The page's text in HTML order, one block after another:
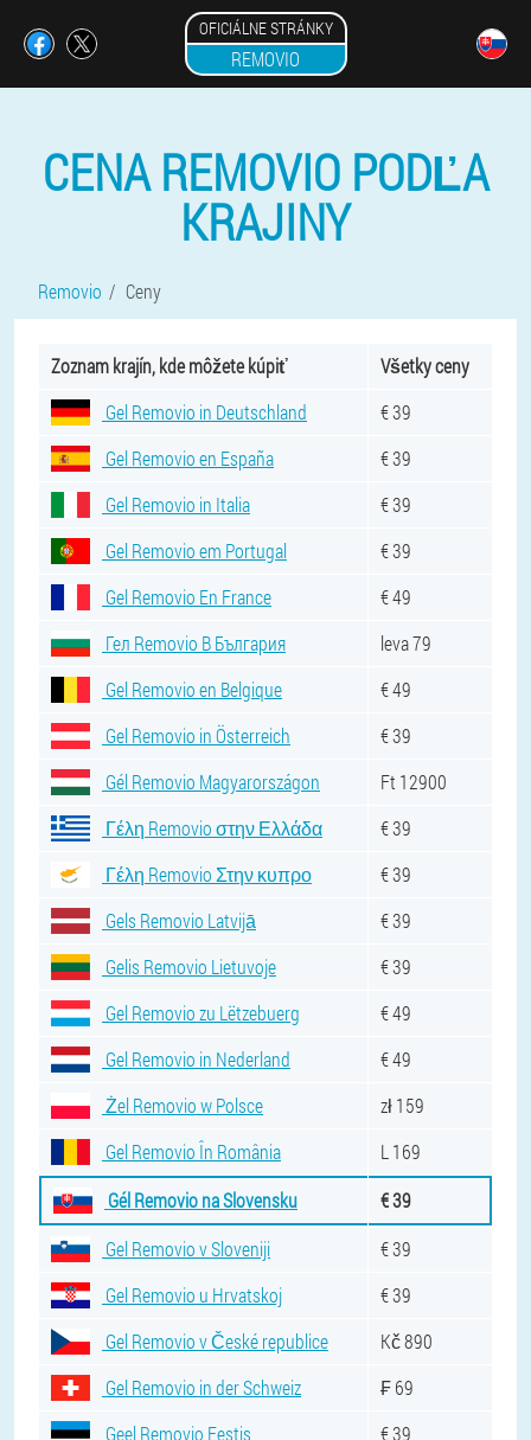
OFICIÁLNE STRÁNKY
REMOVIO
CENA REMOVIO PODĽA
KRAJINY
Removio Ceny
Zoznam krajín, kde môžete kúpiť
Všetky ceny
Gel Removio in Deutschland
€ 39
Gel Removio en España
€ 39
Gel Removio in Italia
€ 39
Gel Removio em Portugal
€ 39
Gel Removio En France
€ 49
Гел Removio В България
leva 79
Gel Removio en Belgique
€ 49
Gel Removio in Österreich
€ 39
Gél Removio Magyarországon
Ft 12900
Γέλη Removio στην Ελλάδα
€ 39
Γέλη Removio Στην κυπρο
€ 39
Gels Removio Latvijā
€ 39
Gelis Removio Lietuvoje
€ 39
Gel Removio zu Lëtzebuerg
€ 49
Gel Removio in Nederland
€ 49
Żel Removio w Polsce
zł 159
Gel Removio În România
L 169
Gél Removio na Slovensku
€ 39
Gel Removio v Sloveniji
€ 39
Gel Removio u Hrvatskoj
€ 39
Gel Removio v České republice
Kč 890
Gel Removio in der Schweiz
₣ 69
Geel Removio Eestis
€ 39